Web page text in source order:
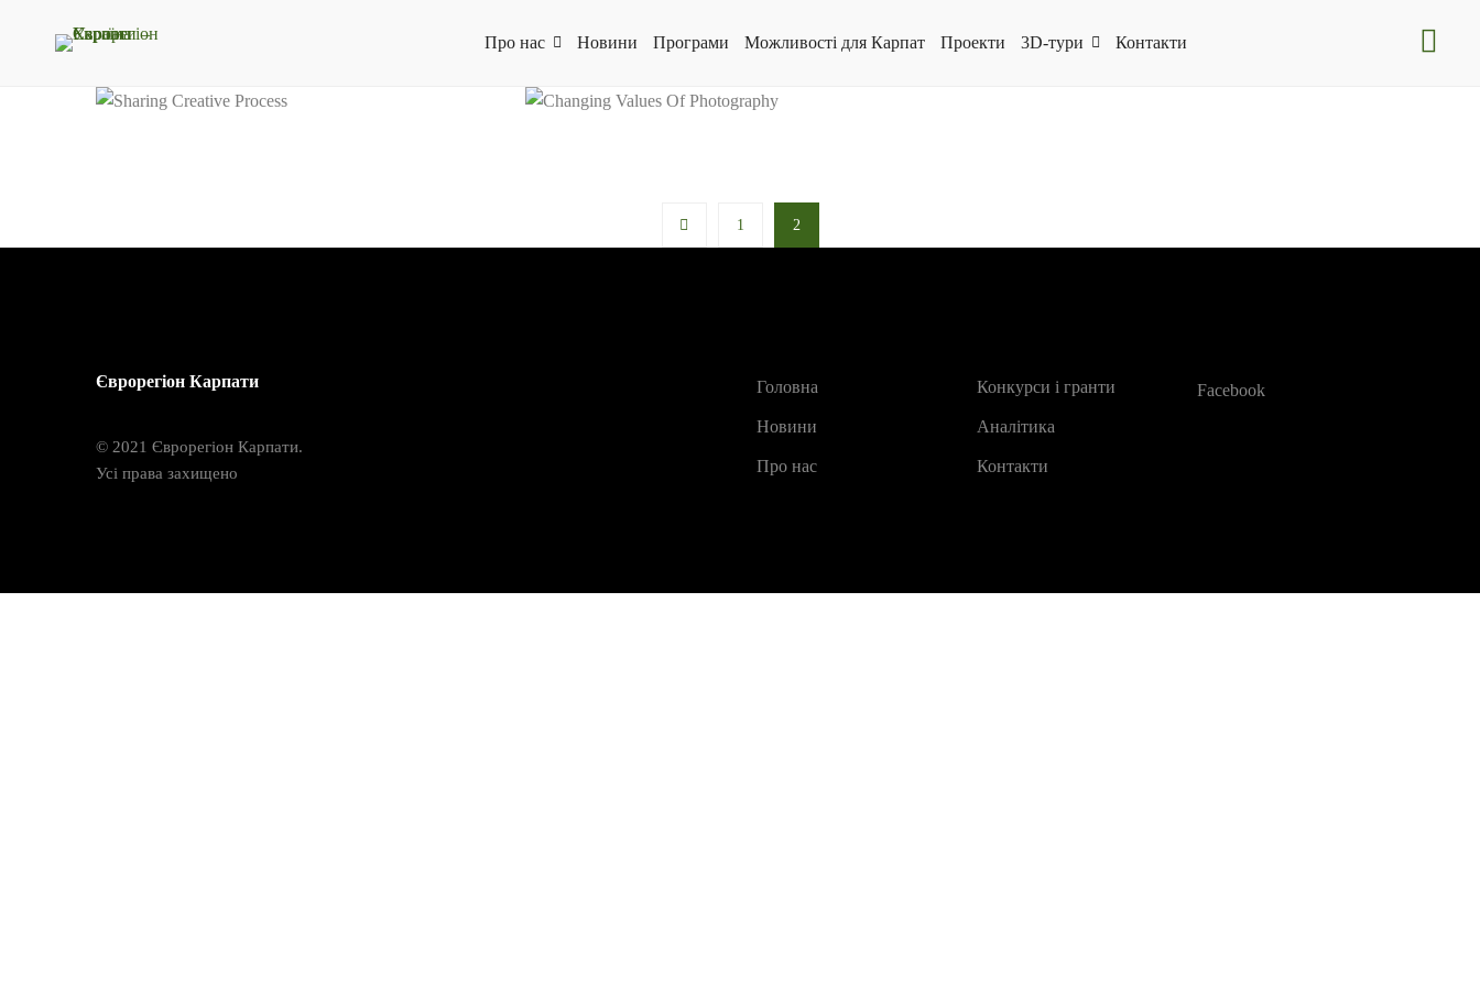
Про нас Новини Програми Можливості для Карпат Проекти 3D-тури Контакти
1 2
Єврорегіон Карпати
© 2021 Єврорегіон Карпати.
Усі права захищено
Головна
Новини
Про нас
Конкурси і гранти
Аналітика
Контакти
Facebook